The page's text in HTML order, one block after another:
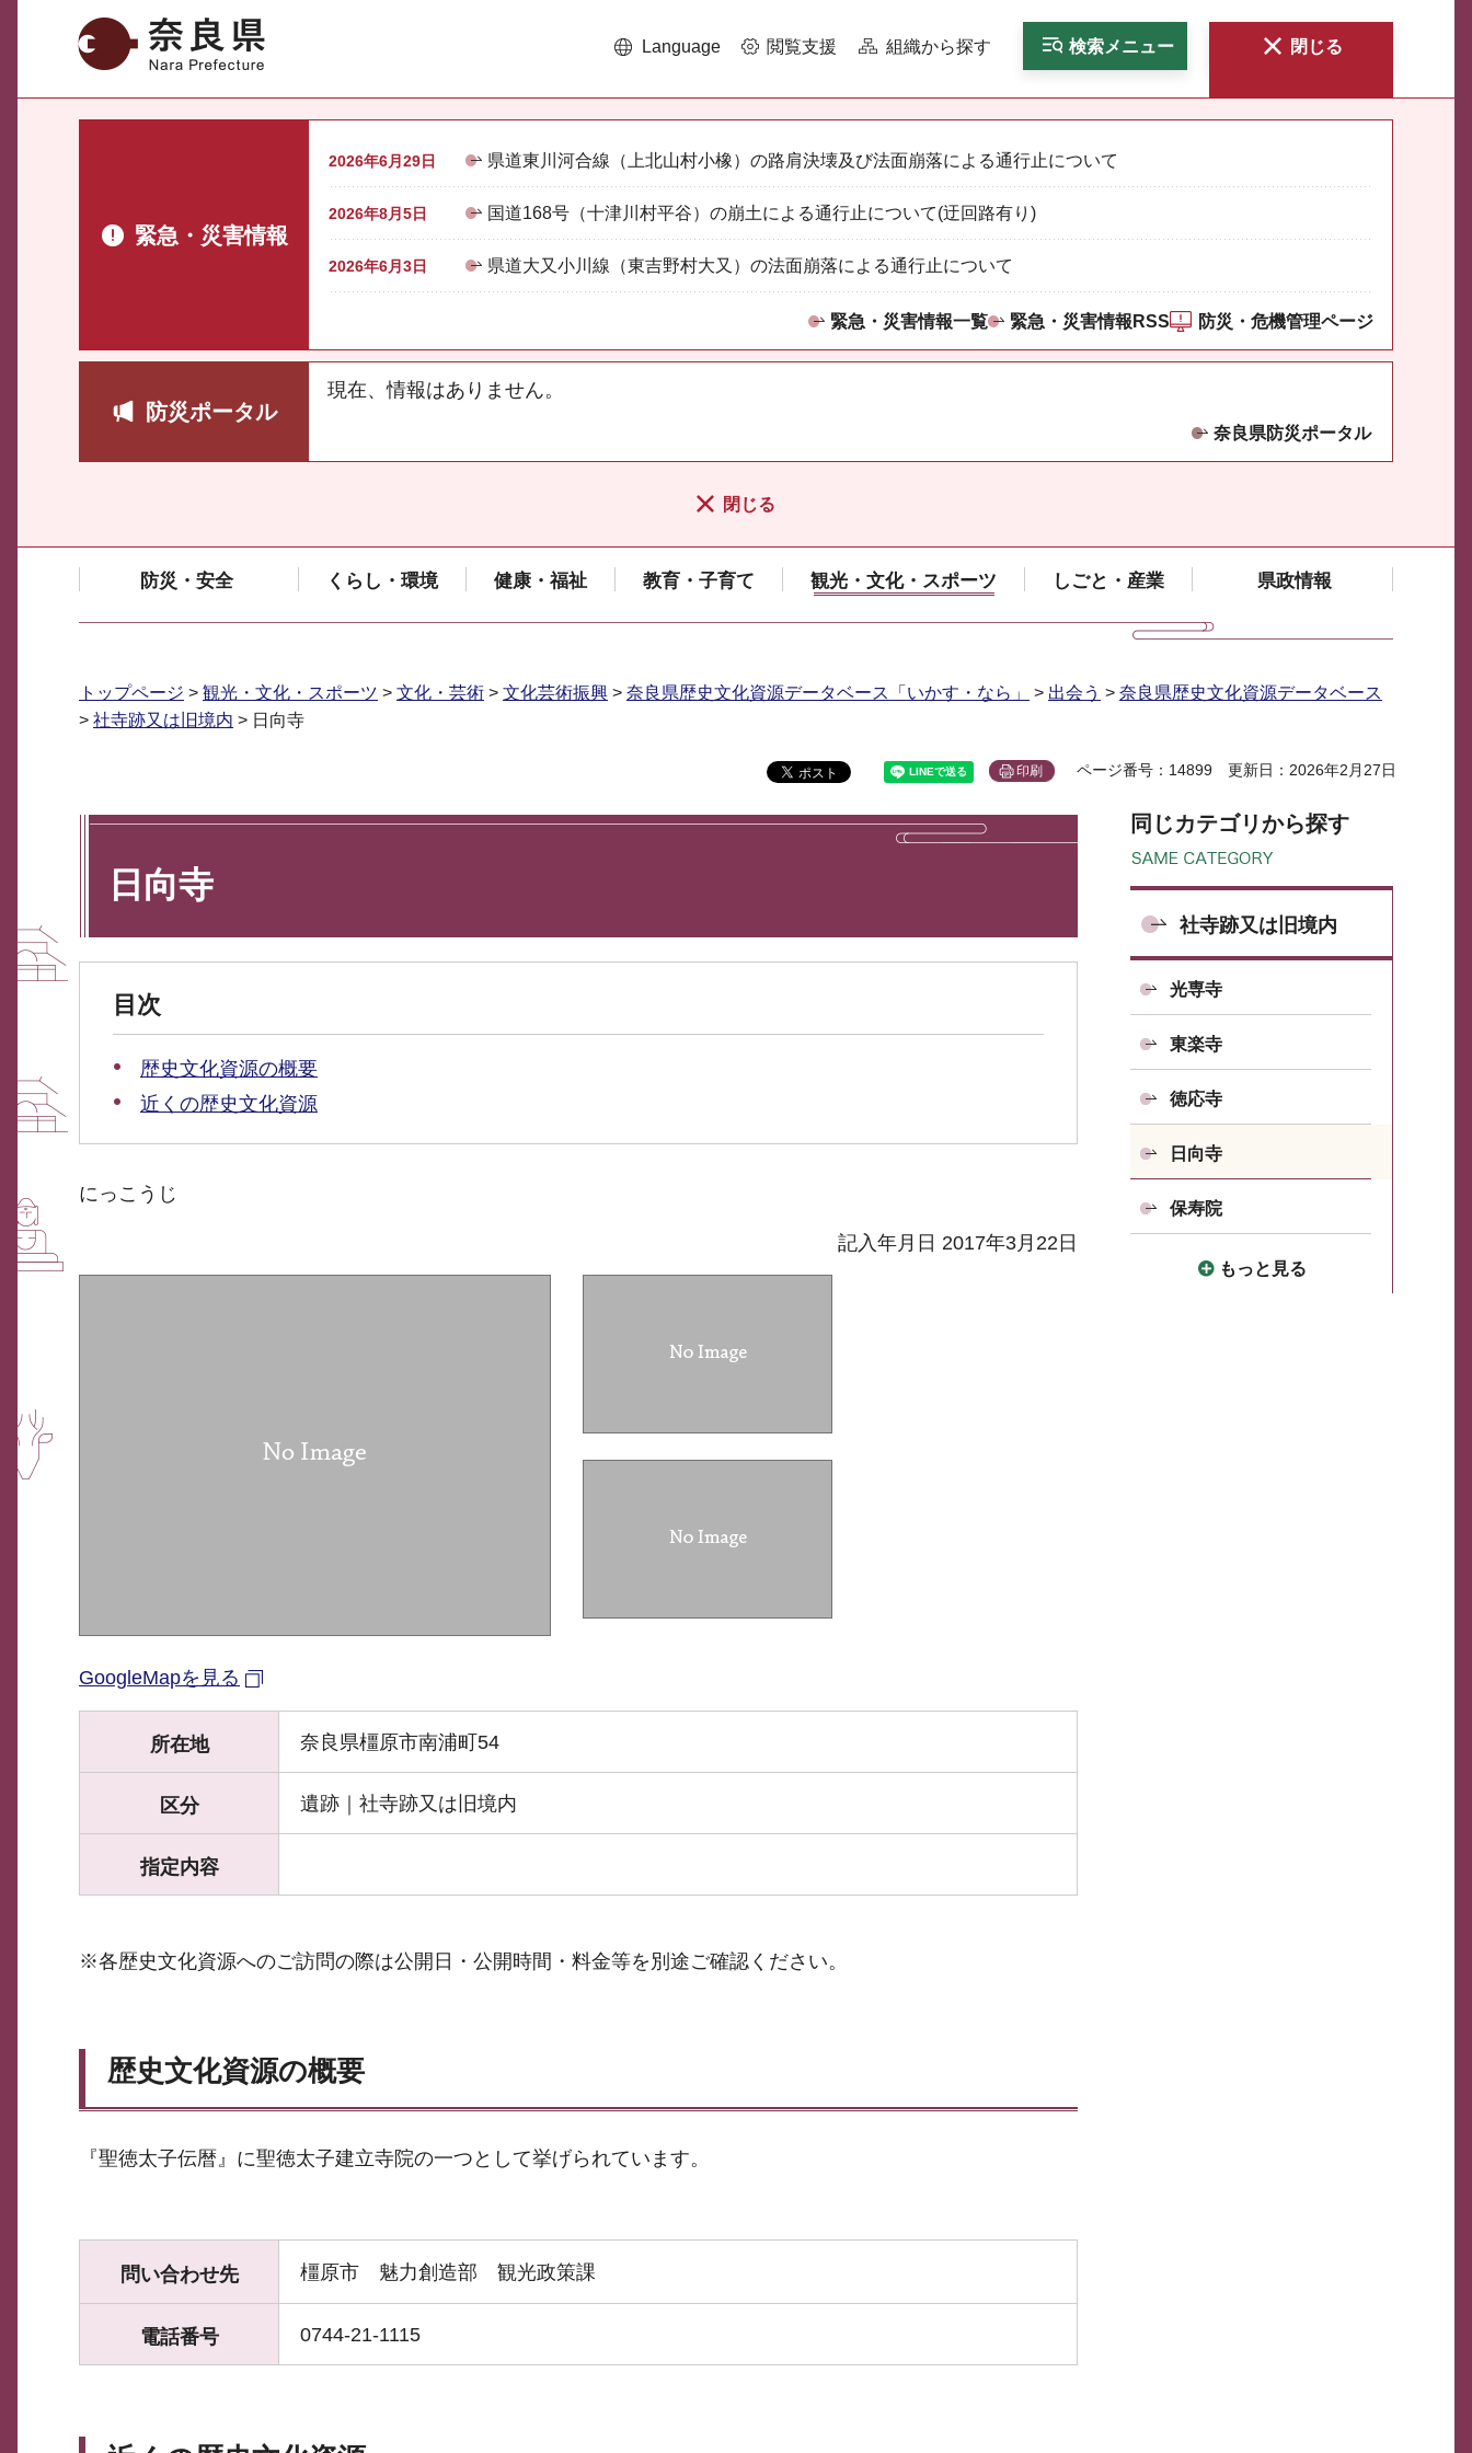
奈良県 Language 閲覧支援 組織から探す 検索メニュー 閉じる
緊急・災害情報
2026年6月29日 県道東川河合線（上北山村小橡）の路肩決壊及び法面崩落による通行止について
2026年8月5日 国道168号（十津川村平谷）の崩土による通行止について(迂回路有り)
2026年6月3日 県道大又小川線（東吉野村大又）の法面崩落による通行止について
緊急・災害情報一覧 緊急・災害情報RSS 防災・危機管理ページ
防災ポータル
現在、情報はありません。
奈良県防災ポータル
閉じる
防災・安全 くらし・環境 健康・福祉 教育・子育て 観光・文化・スポーツ しごと・産業 県政情報
トップページ > 観光・文化・スポーツ > 文化・芸術 > 文化芸術振興 > 奈良県歴史文化資源データベース「いかす・なら」 > 出会う > 奈良県歴史文化資源データベース
> 社寺跡又は旧境内 > 日向寺
印刷 ページ番号：14899 更新日：2026年2月27日
日向寺
目次
歴史文化資源の概要
近くの歴史文化資源
にっこうじ
記入年月日 2017年3月22日
GoogleMapを見る
所在地 奈良県橿原市南浦町54
区分 遺跡｜社寺跡又は旧境内
指定内容
※各歴史文化資源へのご訪問の際は公開日・公開時間・料金等を別途ご確認ください。
歴史文化資源の概要
『聖徳太子伝暦』に聖徳太子建立寺院の一つとして挙げられています。
問い合わせ先 橿原市 魅力創造部 観光政策課
電話番号 0744-21-1115
同じカテゴリから探す
社寺跡又は旧境内
光専寺
東楽寺
徳応寺
日向寺
保寿院
もっと見る